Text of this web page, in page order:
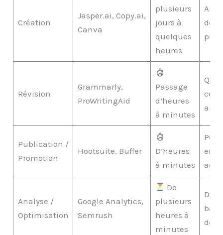
Création
Jasper.ai, Copy.ai,
Canva
plusieurs
jours à
quelques
heures
de la
Révision
Grammarly,
ProWritingAid
Passage
d’heures
à minutes
Publication /
Promotion
Hootsuite, Buffer
D’heures
à minutes
Analyse /
Optimisation
Google Analytics,
Semrush
De
plusieurs
heures à
minutes